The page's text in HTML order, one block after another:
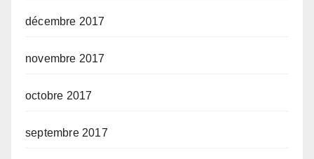
décembre 2017
novembre 2017
octobre 2017
septembre 2017